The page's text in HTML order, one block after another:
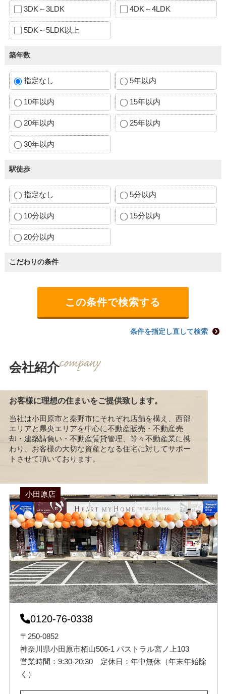
3DK～3LDK 4DK～4LDK
5DK～5LDK以上
築年数
指定なし 5年以内
10年以内 15年以内
20年以内 25年以内
30年以内
駅徒歩
指定なし 5分以内
10分以内 15分以内
20分以内
こだわりの条件
条件を指定し直して検索
会社紹介
お客様に理想の住まいをご提供致します。
当社は小田原市と秦野市にそれぞれ店舗を構え、西部
エリアと県央エリアを中心に不動産販売・不動産売
却・建築請負い・不動産賃貸管理、等々不動産業に携
わり、お客様の大切な資産となる住宅に対してサポー
トさせて頂いております。
小田原店
0120-76-0338
〒250-0852
神奈川県小田原市栢山506-1 パストラル宮ノ上103
営業時間：9:30-20:30 定休日：年中無休（年末年始除
く）